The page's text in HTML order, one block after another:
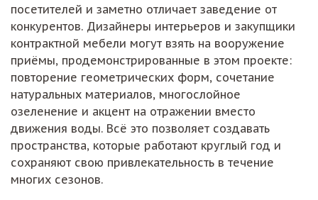
посетителей и заметно отличает заведение от
конкурентов. Дизайнеры интерьеров и закупщики
контрактной мебели могут взять на вооружение
приёмы, продемонстрированные в этом проекте:
повторение геометрических форм, сочетание
натуральных материалов, многослойное
озеленение и акцент на отражении вместо
движения воды. Всё это позволяет создавать
пространства, которые работают круглый год и
сохраняют свою привлекательность в течение
многих сезонов.